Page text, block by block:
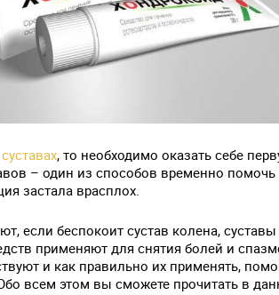
, то необходимо оказать себе
– один из способов временно
застала врасплох.
если беспокоит сустав колена,
применяют для снятия болей и
и как правильно их применять,
всем этом вы сможете прочитать в